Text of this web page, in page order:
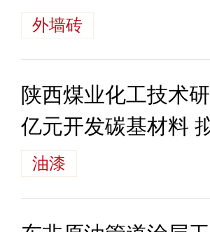
能家装行业
外墙砖
陕西煤业化工技术
亿元开发碳基材料
吨涂料产线
油漆